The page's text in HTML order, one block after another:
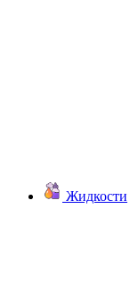
Жидкости